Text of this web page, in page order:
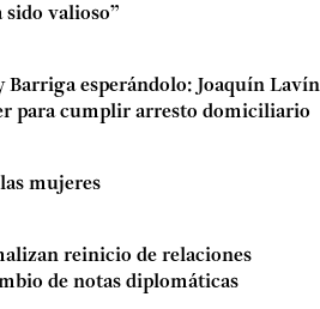
sido valioso”
Barriga esperándolo: Joaquín Lavín
para cumplir arresto domiciliario
mujeres
reinicio de relaciones
de notas diplomáticas